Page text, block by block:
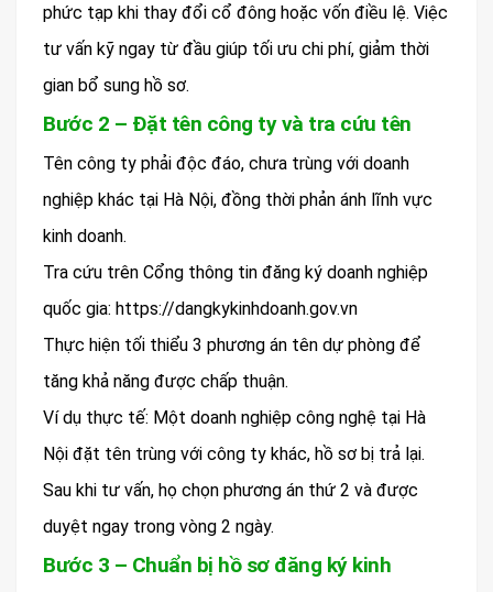
phức tạp khi thay đổi cổ đông hoặc vốn điều lệ. Việc
tư vấn kỹ ngay từ đầu giúp tối ưu chi phí, giảm thời
gian bổ sung hồ sơ.
Bước 2 – Đặt tên công ty và tra cứu tên
Tên công ty phải độc đáo, chưa trùng với doanh
nghiệp khác tại Hà Nội, đồng thời phản ánh lĩnh vực
kinh doanh.
Tra cứu trên Cổng thông tin đăng ký doanh nghiệp
quốc gia: https://dangkykinhdoanh.gov.vn
Thực hiện tối thiểu 3 phương án tên dự phòng để
tăng khả năng được chấp thuận.
Ví dụ thực tế: Một doanh nghiệp công nghệ tại Hà
Nội đặt tên trùng với công ty khác, hồ sơ bị trả lại.
Sau khi tư vấn, họ chọn phương án thứ 2 và được
duyệt ngay trong vòng 2 ngày.
Bước 3 – Chuẩn bị hồ sơ đăng ký kinh